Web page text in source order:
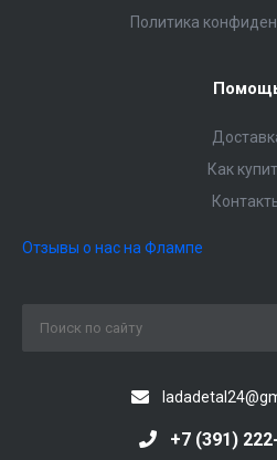
Политика
Как
Отзывы о нас на Флампе
+7 (391)